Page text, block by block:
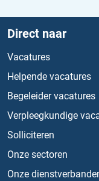
Direct naar
Vacatures
Helpende vacatures
Begeleider vacatures
Verpleegkundige
Solliciteren
Onze sectoren
Onze